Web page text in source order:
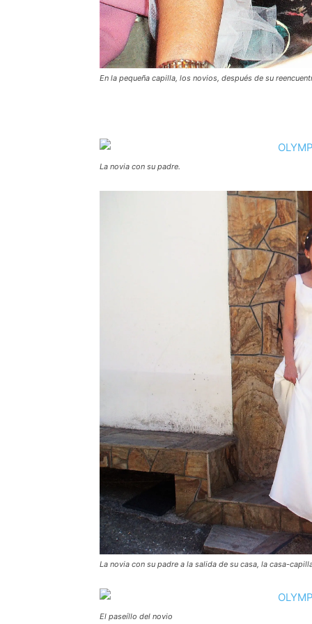
En la pequeña capilla, los novios, después de su
La novia con su padre.
La novia con su padre a la salida de su casa, la casa-
El paseíllo del novio